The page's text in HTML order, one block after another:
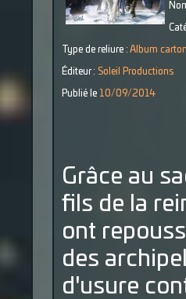
Type de reliure : Album
Éditeur : Soleil Productions
Publié le 10/09/2014
Grâce au
fils de la
ont
des
d'usure